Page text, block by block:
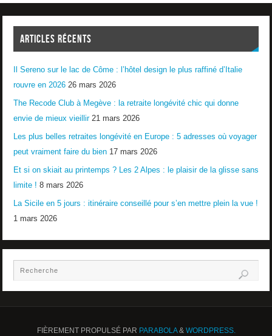
ARTICLES RÉCENTS
Il Sereno sur le lac de Côme : l’hôtel design le plus raffiné d’Italie
rouvre en 2026 26 mars 2026
The Recode Club à Megève : la retraite longévité chic qui donne
envie de mieux vieillir 21 mars 2026
Les plus belles retraites longévité en Europe : 5 adresses où voyager
peut vraiment faire du bien 17 mars 2026
Et si on skiait au printemps ? Les 2 Alpes : le plaisir de la glisse sans
limite ! 8 mars 2026
La Sicile en 5 jours : itinéraire conseillé pour s’en mettre plein la vue !
1 mars 2026
FIÈREMENT PROPULSÉ PAR PARABOLA& WORDPRESS.